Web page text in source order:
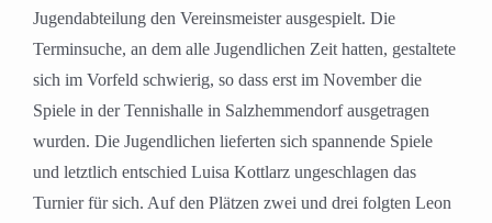
Jugendabteilung den Vereinsmeister ausgespielt. Die
Terminsuche, an dem alle Jugendlichen Zeit hatten, gestaltete
sich im Vorfeld schwierig, so dass erst im November die
Spiele in der Tennishalle in Salzhemmendorf ausgetragen
wurden. Die Jugendlichen lieferten sich spannende Spiele
und letztlich entschied Luisa Kottlarz ungeschlagen das
Turnier für sich. Auf den Plätzen zwei und drei folgten Leon